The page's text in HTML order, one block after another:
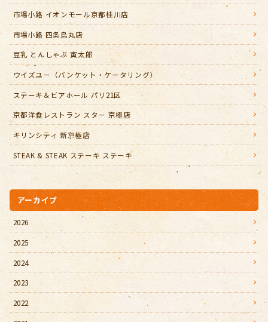
市場小路 イオンモール京都桂川店
市場小路 四条烏丸店
豆乳 とんしゃぶ 寅太郎
ウイズユー（バンケット・ケータリング）
ステーキ＆ビアホール パリ21区
京都洋食レストラン スター 京極店
キリンシティ 新京極店
STEAK & STEAK ステーキ ステーキ
アーカイブ
2026
2025
2024
2023
2022